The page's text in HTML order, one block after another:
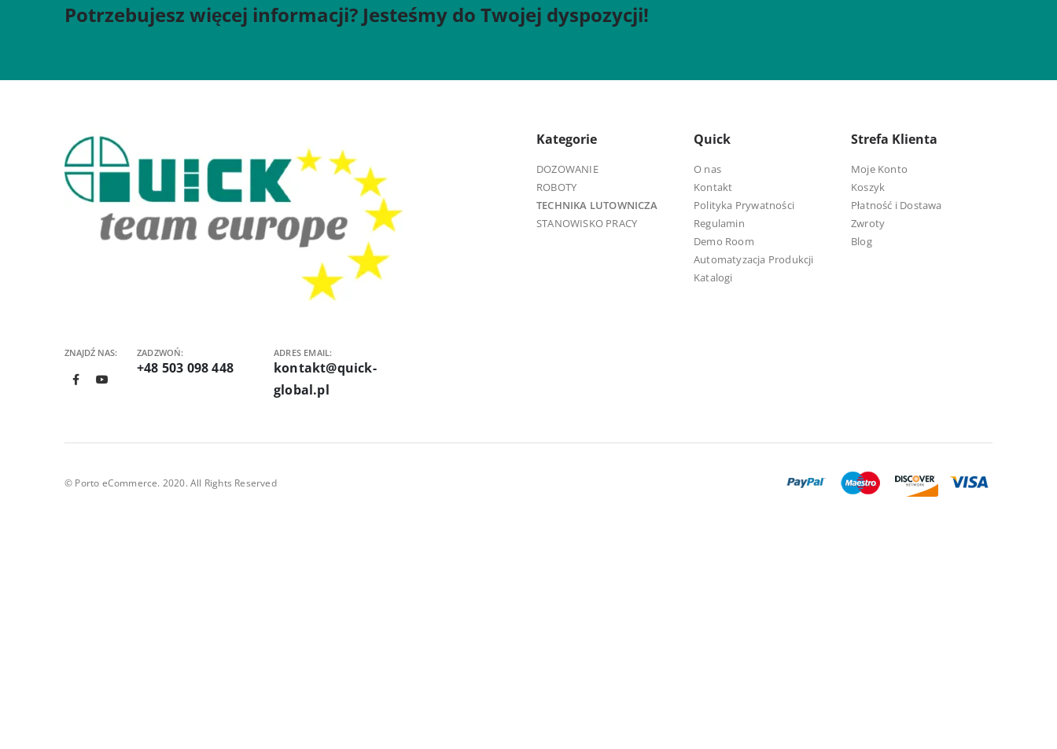
Potrzebujesz więcej informacji? Jesteśmy do Twojej dyspozycji!
ZNAJDŹ NAS: ZADZWOŃ:
+48 503 098 448
ADRES EMAIL:
kontakt@quick-
global.pl
Kategorie
DOZOWANIE
ROBOTY
TECHNIKA LUTOWNICZA
STANOWISKO PRACY
Quick
O nas
Kontakt
Polityka Prywatności
Regulamin
Demo Room
Automatyzacja Produkcji
Katalogi
Strefa Klienta
Moje Konto
Koszyk
Płatność i Dostawa
Zwroty
Blog
© Porto eCommerce. 2020. All Rights Reserved